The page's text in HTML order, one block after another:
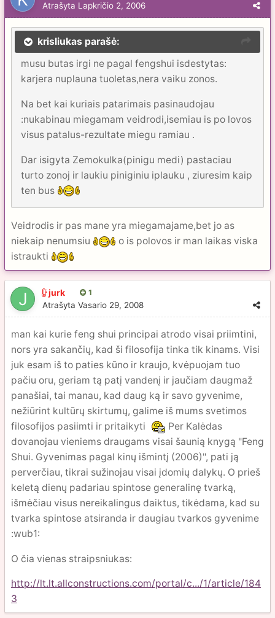
Atrašyta Lapkričio 2, 2006
krisliukas parašė:
musu butas irgi ne pagal fengshui isdestytas:
karjera nuplauna tuoletas,nera vaiku zonos.
Na bet kai kuriais patarimais pasinaudojau
:nukabinau miegamam veidrodi,isemiau is po lovos
visus patalus-rezultate miegu ramiau .
Dar isigyta Zemokulka(pinigu medi) pastaciau
turto zonoj ir laukiu piniginiu iplauku , ziuresim kaip
ten bus
Veidrodis ir pas mane yra miegamajame,bet jo as
niekaip nenumsiu
o is polovos ir man laikas viska
istraukti
jurk 1
Atrašyta Vasario 29, 2008
man kai kurie feng shui principai atrodo visai priimtini,
nors yra sakančių, kad ši filosofija tinka tik kinams. Visi
juk esam iš to paties kūno ir kraujo, kvėpuojam tuo
pačiu oru, geriam tą patį vandenį ir jaučiam daugmaž
panašiai, tai manau, kad daug ką ir savo gyvenime,
nežiūrint kultūrų skirtumų, galime iš mums svetimos
filosofijos pasiimti ir pritaikyti
Per Kalėdas
dovanojau vieniems draugams visai šaunią knygą "Feng
Shui. Gyvenimas pagal kinų išmintį (2006)", pati ją
perverčiau, tikrai sužinojau visai įdomių dalykų. O prieš
keletą dienų padariau spintose generalinę tvarką,
išmėčiau visus nereikalingus daiktus, tikėdama, kad su
tvarka spintose atsiranda ir daugiau tvarkos gyvenime
:wub1:
O čia vienas straipsniukas:
http://lt.lt.allconstructions.com/portal/c.../1/article/184
3